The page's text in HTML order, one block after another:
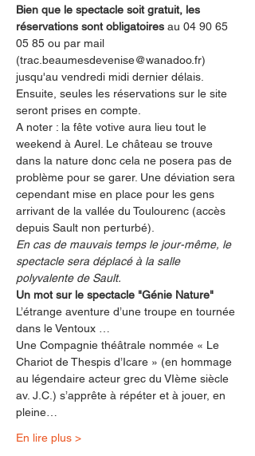
Bien que le spectacle soit gratuit, les
réservations sont obligatoires au 04 90 65
05 85 ou par mail
(trac.beaumesdevenise@wanadoo.fr)
jusqu'au vendredi midi dernier délais.
Ensuite, seules les réservations sur le site
seront prises en compte.
A noter : la fête votive aura lieu tout le
weekend à Aurel. Le château se trouve
dans la nature donc cela ne posera pas de
problème pour se garer. Une déviation sera
cependant mise en place pour les gens
arrivant de la vallée du Toulourenc (accès
depuis Sault non perturbé).
En cas de mauvais temps le jour-même, le
spectacle sera déplacé à la salle
polyvalente de Sault.
Un mot sur le spectacle "Génie Nature"
L’étrange aventure d’une troupe en tournée
dans le Ventoux …
Une Compagnie théâtrale nommée « Le
Chariot de Thespis d’Icare » (en hommage
au légendaire acteur grec du VIème siècle
av. J.C.) s’apprête à répéter et à jouer, en
pleine…
En lire plus >